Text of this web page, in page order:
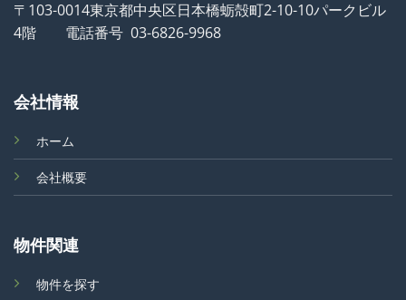
〒103-0014東京都中央区日本橋蛎殻町2-10-10パークビル
4階 電話番号 03-6826-9968
会社情報
ホーム
会社概要
物件関連
物件を探す